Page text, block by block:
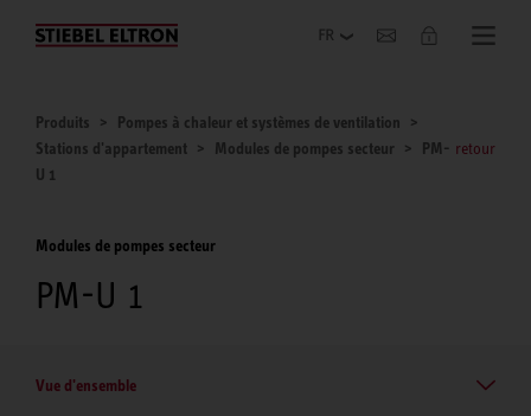
Entreprise
Produits
Pompes à chaleur et systèmes de ventilation
Stations d'appartement
Modules de pompes secteur
PM-
U 1
retour
Modules de pompes secteur
PM-U 1
Vue d'ensemble